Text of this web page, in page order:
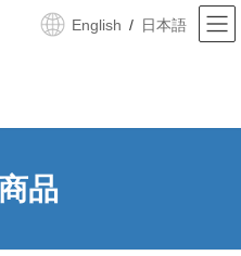
English 日本語
品